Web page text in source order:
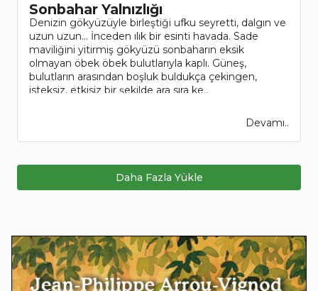
Sonbahar Yalnızlığı
Denizin gökyüzüyle birleştiği ufku seyretti, dalgın ve
uzun uzun… İnceden ılık bir esinti havada. Sade
maviliğini yitirmiş gökyüzü sonbaharın eksik
olmayan öbek öbek bulutlarıyla kaplı. Güneş,
bulutların arasından boşluk buldukça çekingen,
isteksiz, etkisiz bir şekilde ara sıra ke..
Devamı..
Daha Fazla Yükle